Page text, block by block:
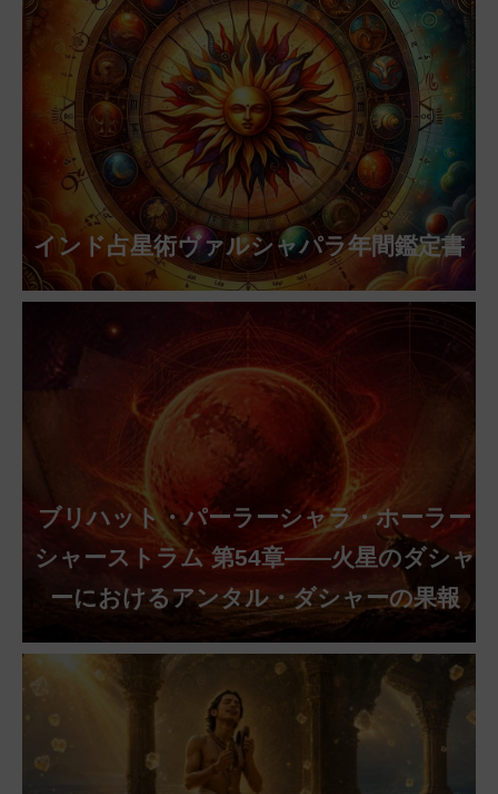
インド占星術ヴァルシャパラ年間鑑定書
ブリハット・パーラーシャラ・ホーラー
シャーストラム 第54章——火星のダシャ
ーにおけるアンタル・ダシャーの果報